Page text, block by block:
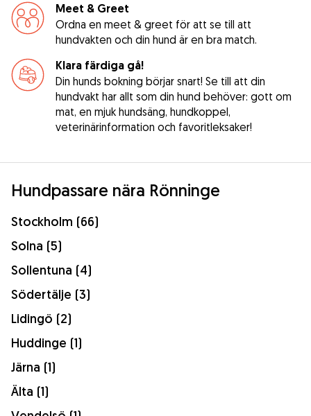
Meet & Greet
Ordna en meet & greet för att se till att
hundvakten och din hund är en bra match.
Klara färdiga gå!
Din hunds bokning börjar snart! Se till att din
hundvakt har allt som din hund behöver: gott om
mat, en mjuk hundsäng, hundkoppel,
veterinärinformation och favoritleksaker!
Hundpassare nära Rönninge
Stockholm (66)
Solna (5)
Sollentuna (4)
Södertälje (3)
Lidingö (2)
Huddinge (1)
Järna (1)
Älta (1)